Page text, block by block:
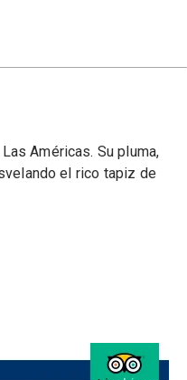
Américas. Su pluma,
el rico tapiz de